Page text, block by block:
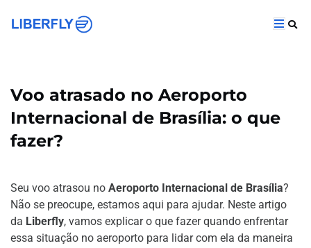
Voo atrasado no Aeroporto
Internacional de Brasília: o que
fazer?
Seu voo atrasou no Aeroporto Internacional de Brasília?
Não se preocupe, estamos aqui para ajudar. Neste artigo
da Liberfly, vamos explicar o que fazer quando enfrentar
essa situação no aeroporto para lidar com ela da maneira